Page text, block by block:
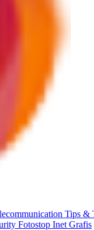
Tips &
Fotostop Inet Grafis